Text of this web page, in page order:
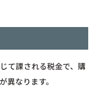
て課される税金で、購
異なります。